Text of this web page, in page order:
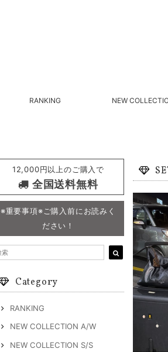
RANKING NEW
12,000円以上のご購入で
全国送料無料
※重要事項※ご購入前にお読みく
ださい！
Category
RANKING
NEW COLLECTION A/W
NEW COLLECTION S/S